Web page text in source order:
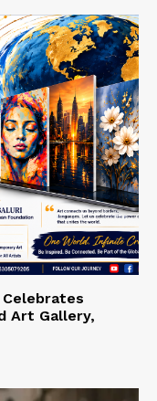
Celebrates
Art Gallery,